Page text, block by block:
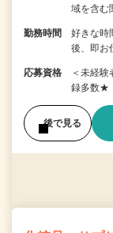
域を含む
勤務時間
好きな時
後、即
応募資格
＜未経
録多数★
後で見る